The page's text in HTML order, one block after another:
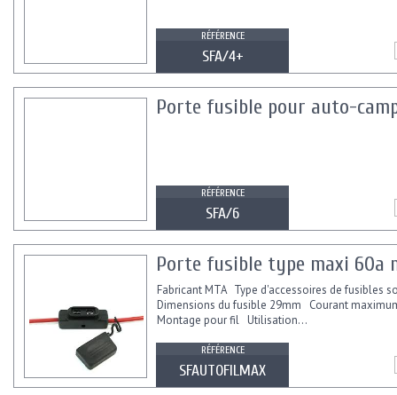
RÉFÉRENCE
SFA/4+
Porte fusible pour auto-
RÉFÉRENCE
SFA/6
Porte fusible type maxi 60a
Fabricant MTA Type d'accessoires de fusibles
Dimensions du fusible 29mm Courant
Montage pour fil Utilisation...
RÉFÉRENCE
SFAUTOFILMAX